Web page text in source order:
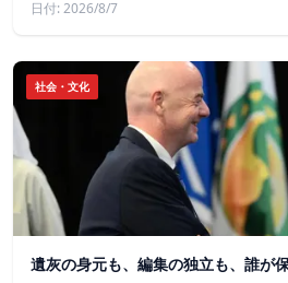
日付: 2026/8/7
社会・文化
遺灰の身元も、編集の独立も、誰が